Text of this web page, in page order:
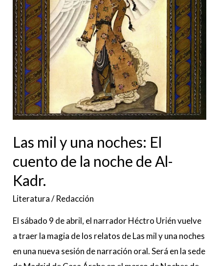
Las mil y una noches: El
cuento de la noche de Al-
Kadr.
Literatura/Redacción
El sábado 9 de abril, el narrador Héctro Urién vuelve
a traer la magia de los relatos de Las mil y una noches
en una nueva sesión de narración oral. Será en la sede
El
cuento
de
la
noche
de
Al-
Kadr.